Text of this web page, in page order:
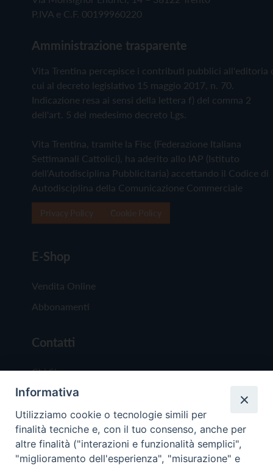
P.IVA e C.F. 00199960220
Amministrazione trasparente
Vita Trentina percepisce i contributi pubblici all'editoria
cui al decreto legislativo 15 maggio 2017, n. 70.
Indicazione resa ai sensi della lettera f) del comma 2
dell'art. 5 del medesimo decreto Lgs.
Vita Trentina, tramite la Fisc (Federazione Italiana
Settimanali Cattolici), ha aderito allo IAP (Istituto
dell'Autodisciplina Pubblicitaria) accettando il Codice di
Autodisciplina della Comunicazione Commerciale
E-Shop
Vendita Online
Abbonamenti
Contatti
Chi Siamo
Redazione
Scrivici
Informativa
Utilizziamo cookie o tecnologie simili per
finalità tecniche e, con il tuo consenso, anche per
altre finalità ("interazioni e funzionalità semplici",
"miglioramento dell'esperienza", "misurazione" e